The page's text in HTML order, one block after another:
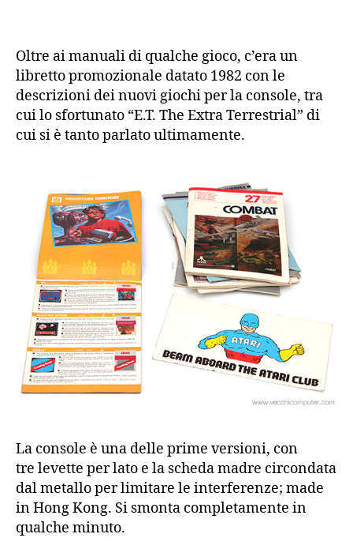
Oltre ai manuali di qualche gioco, c’era un
libretto promozionale datato 1982 con le
descrizioni dei nuovi giochi per la console, tra
cui lo sfortunato “E.T. The Extra Terrestrial” di
cui si è tanto parlato ultimamente.
La console è una delle prime versioni, con
tre levette per lato e la scheda madre circondata
dal metallo per limitare le interferenze; made
in Hong Kong. Si smonta completamente in
qualche minuto.